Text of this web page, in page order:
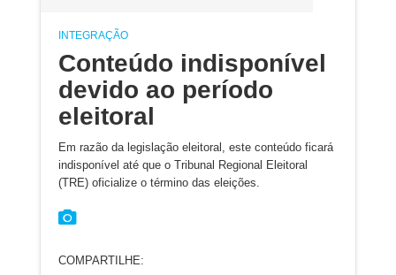
INTEGRAÇÃO
Conteúdo indisponível
devido ao período
eleitoral
Em razão da legislação eleitoral, este conteúdo ficará
indisponível até que o Tribunal Regional Eleitoral
(TRE) oficialize o término das eleições.
COMPARTILHE: